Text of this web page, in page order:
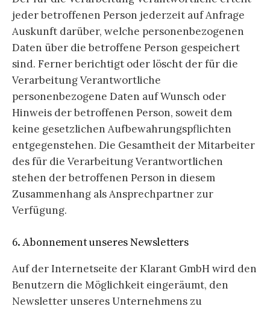
jeder betroffenen Person jederzeit auf Anfrage
Auskunft darüber, welche personenbezogenen
Daten über die betroffene Person gespeichert
sind. Ferner berichtigt oder löscht der für die
Verarbeitung Verantwortliche
personenbezogene Daten auf Wunsch oder
Hinweis der betroffenen Person, soweit dem
keine gesetzlichen Aufbewahrungspflichten
entgegenstehen. Die Gesamtheit der Mitarbeiter
des für die Verarbeitung Verantwortlichen
stehen der betroffenen Person in diesem
Zusammenhang als Ansprechpartner zur
Verfügung.
6. Abonnement unseres Newsletters
Auf der Internetseite der Klarant GmbH wird den
Benutzern die Möglichkeit eingeräumt, den
Newsletter unseres Unternehmens zu